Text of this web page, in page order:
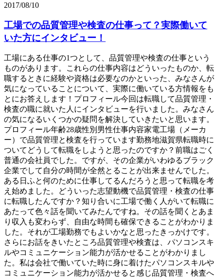
2017/08/10
工場での品質管理や検査の仕事って？実際働いて
いた方にインタビュー！
工場にある仕事の1つとして、品質管理や検査の仕事という
ものがあります。これらの仕事内容はどういったものか、転
職するときに経験や資格は必要なのかといった、みなさんが
気になっていることについて、実際に働いている方情報をも
とにお答えします！プロフィール今回は転職して品質管理・
検査の職に就いた人にインタビューを行いました。みなさん
の気になるいくつかの疑問を解決していきたいと思います。
プロフィール年齢28歳性別男性仕事内容家電工場（メーカ
ー）で品質管理と検査を行っています勤務地滋賀県転職時に
ついてどうして転職をしようと思ったのですか？前職はごく
普通の会社員でした。ですが、その企業がいわゆるブラック
企業でして自分の時間が全然とることが出来ませんでした。
ある日ふと何のために仕事してるんだろうと思って転職を考
え始めました。どういった志望動機で品質管理・検査の仕事
に転職したんですか？知り合いに工場で働く人がいて転職に
あたって色々話を聞いてみたんですね。その話を聞くとあま
り収入も変わらず、自由な時間も確保できることがわかりま
した。それが工場勤務でもよいかなと思ったきっかけです。
さらにお話をきいたところ品質管理や検査は、パソコンスキ
ルやコミュニケーション能力が活かせることがわかりまし
た。私は会社で働いていた時に身に着けたパソコンスキルや
コミュニケーション能力が活かせると感じ品質管理・検査へ